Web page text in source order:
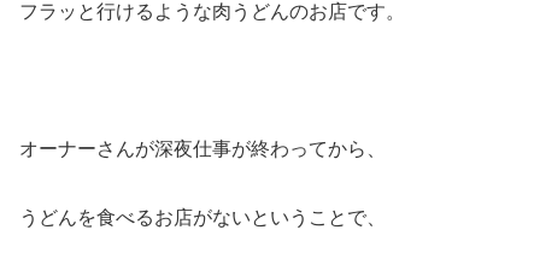
フラッと行けるような肉うどんのお店です。
オーナーさんが深夜仕事が終わってから、
うどんを食べるお店がないということで、